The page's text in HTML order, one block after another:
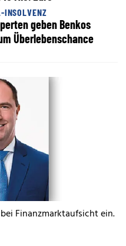
INSOLVENZ
geben Benkos
Überlebenschance
Finanzmarktaufsicht ein.